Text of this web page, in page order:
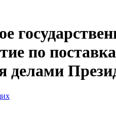
по
делами